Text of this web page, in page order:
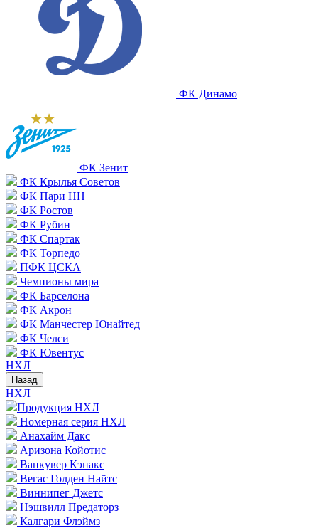
ФК Динамо
ФК Зенит
ФК Крылья Советов
ФК Пари НН
ФК Ростов
ФК Рубин
ФК Спартак
ФК Торпедо
ПФК ЦСКА
Чемпионы мира
ФК Барселона
ФК Акрон
ФК Манчестер Юнайтед
ФК Челси
ФК Ювентус
НХЛ
Назад
НХЛ
Продукция НХЛ
Номерная серия НХЛ
Анахайм Дакс
Аризона Койотис
Ванкувер Кэнакс
Вегас Голден Найтс
Виннипег Джетс
Нэшвилл Предаторз
Калгари Флэймз